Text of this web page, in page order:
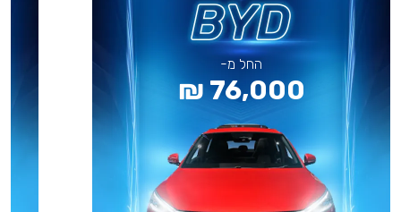
החל מ-
76,000 ₪